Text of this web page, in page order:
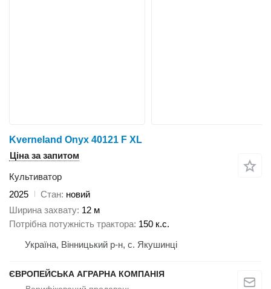
Kverneland Onyx 40121 F XL
Ціна за запитом
Культиватор
2025
Стан новий
Ширина захвату 12 м
Потрібна потужність трактора 150 к.с.
Україна, Вінницький р-н, с. Якушинці
ЄВРОПЕЙСЬКА АГРАРНА КОМПАНІЯ